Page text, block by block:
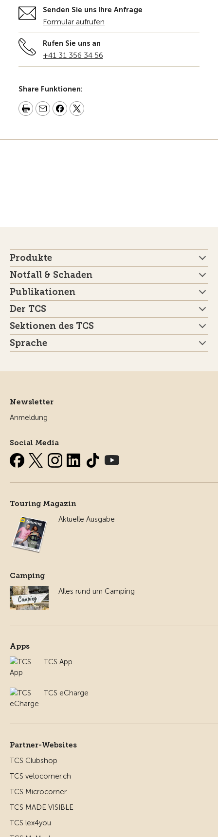
Senden Sie uns Ihre Anfrage
Formular aufrufen
Rufen Sie uns an
+41 31 356 34 56
Share Funktionen:
Produkte
Notfall & Schaden
Publikationen
Der TCS
Sektionen des TCS
Sprache
Newsletter
Anmeldung
Social Media
Touring Magazin
Aktuelle Ausgabe
Camping
Alles rund um Camping
Apps
TCS App
TCS eCharge
Partner-Websites
TCS Clubshop
TCS velocorner.ch
TCS Microcorner
TCS MADE VISIBLE
TCS lex4you